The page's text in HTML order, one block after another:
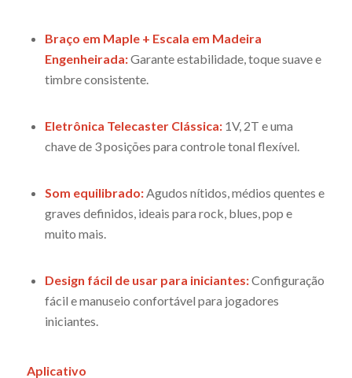
Braço em Maple + Escala em Madeira
Engenheirada:Garante estabilidade, toque suave e
timbre consistente.
Eletrônica Telecaster Clássica:1V, 2T e uma
chave de 3 posições para controle tonal flexível.
Som equilibrado:Agudos nítidos, médios quentes e
graves definidos, ideais para rock, blues, pop e
muito mais.
Design fácil de usar para iniciantes:Configuração
fácil e manuseio confortável para jogadores
iniciantes.
Aplicativo